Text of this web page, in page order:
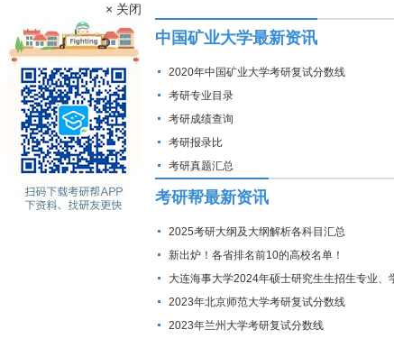
中国矿业大学最新资讯
2020年中国矿业大学考研复试分数线
考研专业目录
考研成绩查询
考研报录比
考研真题汇总
考研帮最新资讯
2025考研大纲及大纲解析各科目汇总
新出炉！各省排名前10的高校名单！
大连海事大学2024年硕士研究生生招生专业、
费标准及拟招生人数
2023年北京师范大学考研复试分数线
2023年兰州大学考研复试分数线
× 关闭